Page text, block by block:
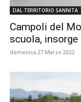
DAL TERRITORIO SANNITA
Campoli del
scuola, insorge
domenica 27 Marzo 2022